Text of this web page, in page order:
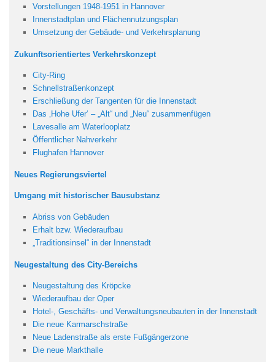
Vorstellungen 1948-1951 in Hannover
Innenstadtplan und Flächennutzungsplan
Umsetzung der Gebäude- und Verkehrsplanung
Zukunftsorientiertes Verkehrskonzept
City-Ring
Schnellstraßenkonzept
Erschließung der Tangenten für die Innenstadt
Das ‚Hohe Ufer‘ – „Alt“ und „Neu“ zusammenfügen
Lavesalle am Waterlooplatz
Öffentlicher Nahverkehr
Flughafen Hannover
Neues Regierungsviertel
Umgang mit historischer Bausubstanz
Abriss von Gebäuden
Erhalt bzw. Wiederaufbau
„Traditionsinsel“ in der Innenstadt
Neugestaltung des City-Bereichs
Neugestaltung des Kröpcke
Wiederaufbau der Oper
Hotel-, Geschäfts- und Verwaltungsneubauten in der Innenstadt
Die neue Karmarschstraße
Neue Ladenstraße als erste Fußgängerzone
Die neue Markthalle